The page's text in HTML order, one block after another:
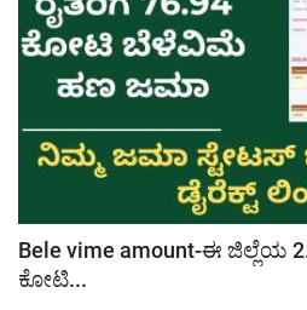
Bele vime amount-ಈ ಜಿಲ್ಲೆಯ
ಕೋಟಿ...